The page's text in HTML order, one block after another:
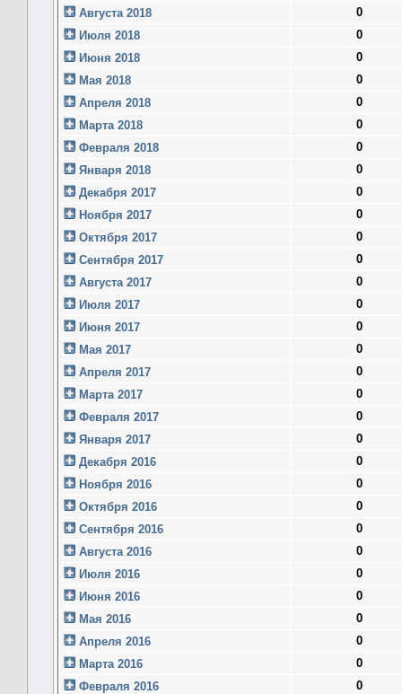
Августа 2018
0
Июля 2018
0
Июня 2018
0
Мая 2018
0
Апреля 2018
0
Марта 2018
0
Февраля 2018
0
Января 2018
0
Декабря 2017
0
Ноября 2017
0
Октября 2017
0
Сентября 2017
0
Августа 2017
0
Июля 2017
0
Июня 2017
0
Мая 2017
0
Апреля 2017
0
Марта 2017
0
Февраля 2017
0
Января 2017
0
Декабря 2016
0
Ноября 2016
0
Октября 2016
0
Сентября 2016
0
Августа 2016
0
Июля 2016
0
Июня 2016
0
Мая 2016
0
Апреля 2016
0
Марта 2016
0
Февраля 2016
0